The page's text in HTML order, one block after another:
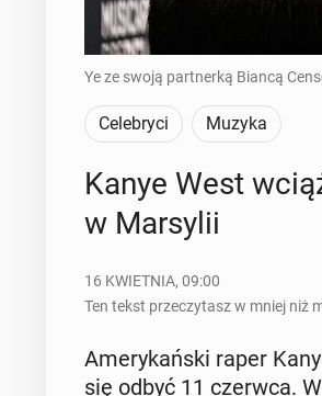
Ye ze swoją partnerką Biancą
Celebryci Muzyka
Kanye West
w Mar­sy­lii
16 KWIETNIA, 09:00
Ten tekst przeczytasz w mniej niż
Ame­ry­kań­ski raper
się odbyć 11 czerwca.